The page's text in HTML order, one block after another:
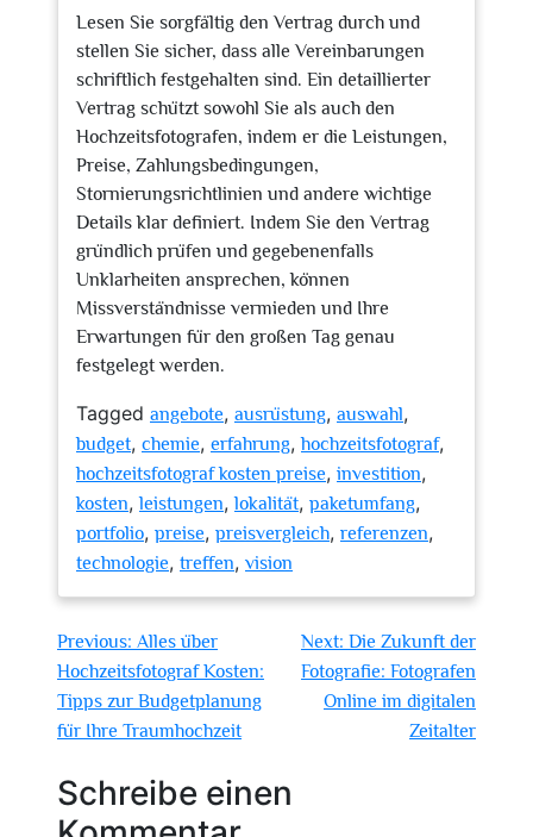
Lesen Sie sorgfältig den Vertrag durch und
stellen Sie sicher, dass alle Vereinbarungen
schriftlich festgehalten sind. Ein detaillierter
Vertrag schützt sowohl Sie als auch den
Hochzeitsfotografen, indem er die Leistungen,
Preise, Zahlungsbedingungen,
Stornierungsrichtlinien und andere wichtige
Details klar definiert. Indem Sie den Vertrag
gründlich prüfen und gegebenenfalls
Unklarheiten ansprechen, können
Missverständnisse vermieden und Ihre
Erwartungen für den großen Tag genau
festgelegt werden.
Tagged angebote, ausrüstung, auswahl,
budget, chemie, erfahrung,hochzeitsfotograf,
hochzeitsfotograf kosten preise, investition,
kosten,leistungen,lokalität, paketumfang,
portfolio, preise, preisvergleich, referenzen,
technologie, treffen, vision
Beitragsnavigation
Previous: Alles über
Hochzeitsfotograf Kosten:
Tipps zur Budgetplanung
für Ihre Traumhochzeit
Next: Die Zukunft der
Fotografie: Fotografen
Online im digitalen
Zeitalter
Schreibe einen